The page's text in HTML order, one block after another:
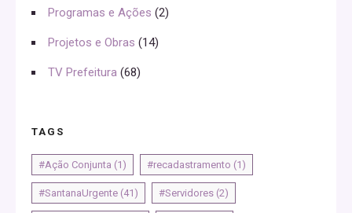
Programas e Ações (2)
Projetos e Obras (14)
TV Prefeitura (68)
TAGS
#Ação Conjunta (1) #recadastramento (1)
#SantanaUrgente (41) #Servidores (2)